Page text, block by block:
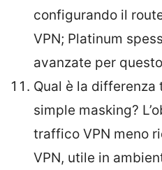
configurando il
VPN; Platinum
avanzate per
Qual è la
simple masking?
traffico VPN meno
VPN, utile in